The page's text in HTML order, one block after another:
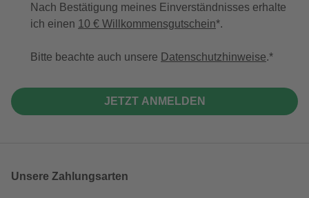
Nach Bestätigung meines Einverständnisses erhalte
ich einen 10 € Willkommensgutschein*.
Bitte beachte auch unsere Datenschutzhinweise.
JETZT ANMELDEN
Unsere Zahlungsarten